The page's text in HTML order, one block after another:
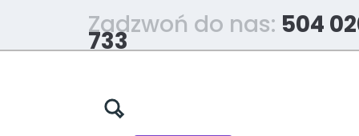
Zadzwoń do nas: 504
733